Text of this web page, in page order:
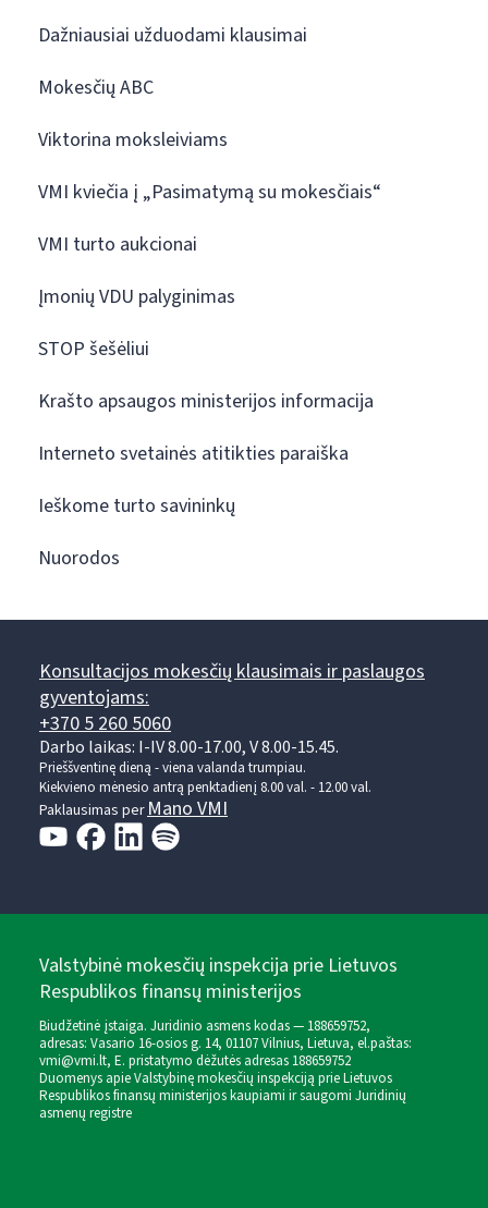
Dažniausiai užduodami klausimai
Mokesčių ABC
Viktorina moksleiviams
VMI kviečia į „Pasimatymą su mokesčiais“
VMI turto aukcionai
Įmonių VDU palyginimas
STOP šešėliui
Krašto apsaugos ministerijos informacija
Interneto svetainės atitikties paraiška
Ieškome turto savininkų
Nuorodos
Konsultacijos mokesčių klausimais ir paslaugos
gyventojams:
+370 5 260 5060
Darbo laikas: I-IV 8.00-17.00, V 8.00-15.45.
Prieššventinę dieną - viena valanda trumpiau.
Kiekvieno mėnesio antrą penktadienį 8.00 val. - 12.00 val.
Paklausimas perMano VMI
Valstybinė mokesčių inspekcija prie Lietuvos
Respublikos finansų ministerijos
Biudžetinė įstaiga. Juridinio asmens kodas — 188659752,
adresas: Vasario 16-osios g. 14, 01107 Vilnius, Lietuva, el.paštas:
vmi@vmi.lt, E. pristatymo dėžutės adresas 188659752
Duomenys apie Valstybinę mokesčių inspekciją prie Lietuvos
Respublikos finansų ministerijos kaupiami ir saugomi Juridinių
asmenų registre